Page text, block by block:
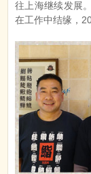
往上海继续发展
在工作中结缘，